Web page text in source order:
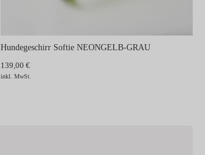
Hundegeschirr Softie NEONGELB-GRAU
139,00 €
inkl. MwSt.